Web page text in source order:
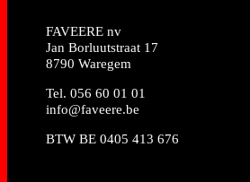
FAVEERE nv
Jan Borluutstraat 17
8790 Waregem
Tel. 056 60 01 01
info@faveere.be
BTW BE 0405 413 676